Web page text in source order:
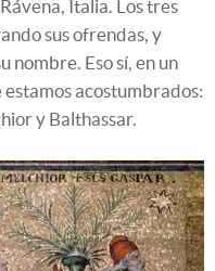
Italia. Los tres
sus ofrendas, y
nombre. Eso sí, en un
acostumbrados:
y Balthassar.